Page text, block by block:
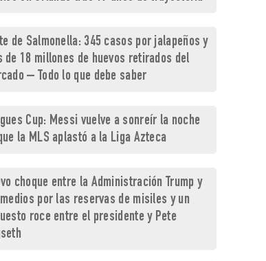
de Salmonella: 345 casos por jalapeños y
de 18 millones de huevos retirados del
– Todo lo que debe saber
Cup: Messi vuelve a sonreír la noche
la MLS aplastó a la Liga Azteca
choque entre la Administración Trump y
por las reservas de misiles y un
roce entre el presidente y Pete